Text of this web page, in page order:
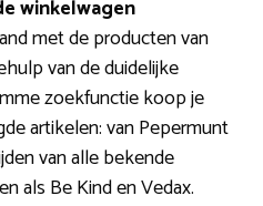
winkelwagen
met de producten van
van de duidelijke
zoekfunctie koop je
artikelen: van Pepermunt
van alle bekende
als Be Kind en Vedax.